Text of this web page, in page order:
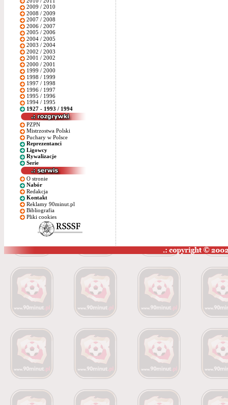
2009 / 2010
2008 / 2009
2007 / 2008
2006 / 2007
2005 / 2006
2004 / 2005
2003 / 2004
2002 / 2003
2001 / 2002
2000 / 2001
1999 / 2000
1998 / 1999
1997 / 1998
1996 / 1997
1995 / 1996
1994 / 1995
1927 - 1993 / 1994
PZPN
Mistrzostwa Polski
Puchary w Polsce
Reprezentanci
Ligowcy
Rywalizacje
Serie
O stronie
Nabór
Redakcja
Kontakt
Reklamy 90minut.pl
Bibliografia
Pliki cookies